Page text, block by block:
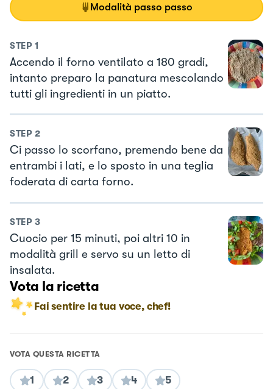
Modalità passo passo
STEP 1
Accendo il forno ventilato a 180 gradi,
intanto preparo la panatura mescolando
tutti gli ingredienti in un piatto.
STEP 2
Ci passo lo scorfano, premendo bene da
entrambi i lati, e lo sposto in una teglia
foderata di carta forno.
STEP 3
Cuocio per 15 minuti, poi altri 10 in
modalità grill e servo su un letto di
insalata.
Vota la ricetta
Fai sentire la tua voce, chef!
VOTA QUESTA RICETTA
1 2 3 4 5